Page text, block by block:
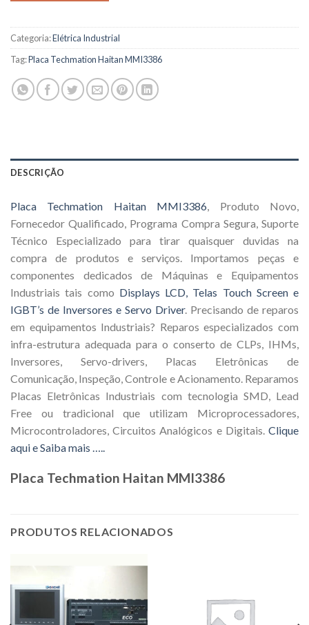
Categoria:Elétrica Industrial
Tag:Placa Techmation Haitan MMI3386
DESCRIÇÃO
Placa Techmation Haitan MMI3386 , Produto Novo,
Fornecedor Qualificado, Programa Compra Segura, Suporte
Técnico Especializado para tirar quaisquer duvidas na
compra de produtos e serviços. Importamos peças e
componentes dedicados de Máquinas e Equipamentos
Industriais tais como Displays LCD, Telas Touch Screen e
IGBT’s de Inversores e Servo Driver. Precisando de reparos
em equipamentos Industriais? Reparos especializados com
infra-estrutura adequada para o conserto de CLPs, IHMs,
Inversores, Servo-drivers, Placas Eletrônicas de
Comunicação, Inspeção, Controle e Acionamento. Reparamos
Placas Eletrônicas Industriais com tecnologia SMD, Lead
Free ou tradicional que utilizam Microprocessadores,
Microcontroladores, Circuitos Analógicos e Digitais. Clique
aqui e Saiba mais …..
Placa Techmation Haitan MMI3386
PRODUTOS RELACIONADOS